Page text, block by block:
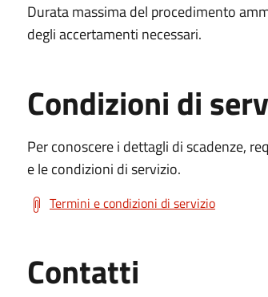
Durata massima del procedimento
degli accertamenti necessari.
Condizioni di
Per conoscere i dettagli di scadenze,
e le condizioni di servizio.
Termini e condizioni di servizio
Contatti